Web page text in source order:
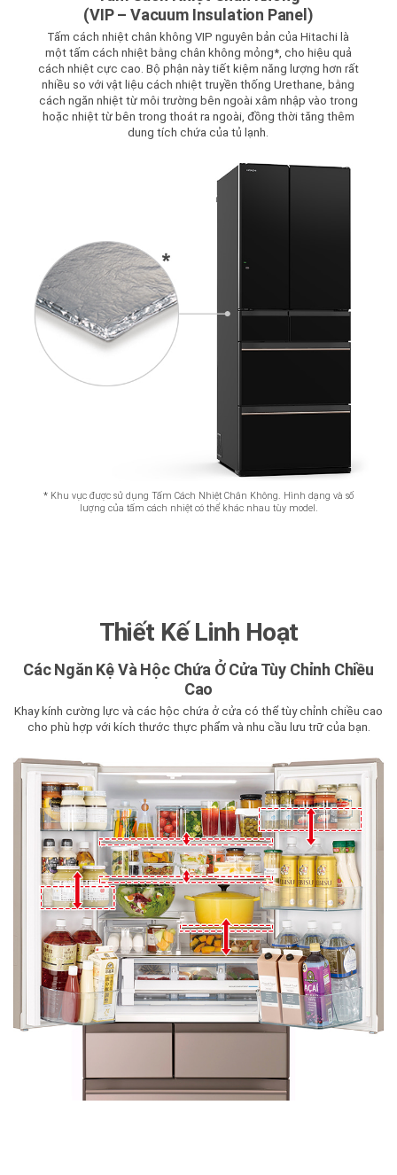
(VIP – Vacuum Insulation Panel)
Tấm cách nhiệt chân không VIP nguyên bản của Hitachi là
một tấm cách nhiệt bằng chân không mỏng*, cho hiệu quả
cách nhiệt cực cao. Bộ phận này tiết kiệm năng lượng hơn rất
nhiều so với vật liệu cách nhiệt truyền thống Urethane, bằng
cách ngăn nhiệt từ môi trường bên ngoài xâm nhập vào trong
hoặc nhiệt từ bên trong thoát ra ngoài, đồng thời tăng thêm
dung tích chứa của tủ lạnh.
* Khu vực được sử dụng Tấm Cách Nhiệt Chân Không. Hình dạng và số
lượng của tấm cách nhiệt có thể khác nhau tùy model.
Thiết Kế Linh Hoạt
Các Ngăn Kệ Và Hộc Chứa Ở Cửa Tùy Chỉnh Chiều
Cao
Khay kính cường lực và các hộc chứa ở cửa có thể tùy chỉnh chiều cao
cho phù hợp với kích thước thực phẩm và nhu cầu lưu trữ của bạn.